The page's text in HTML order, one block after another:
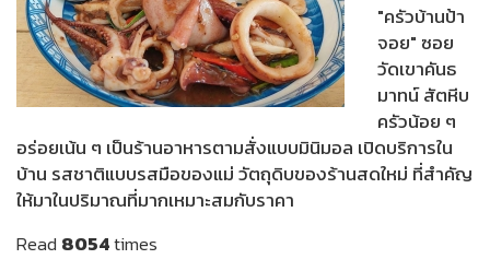
"ครัวบ้านป้า
จอย" ซอย
วัดเขาคันธ
มาทน์ สัตหีบ
ครัวน้อย ๆ
อร่อยเน้น ๆ เป็นร้านอาหารตามสั่งแบบมินิมอล เปิดบริการใน
บ้าน รสชาติแบบรสมือของแม่ วัตถุดิบของร้านสดใหม่ ที่สำคัญ
ให้มาในปริมาณที่มากเหมาะสมกับราคา
Read 8054times